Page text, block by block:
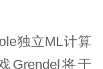
独立ML计算
Grendel将于